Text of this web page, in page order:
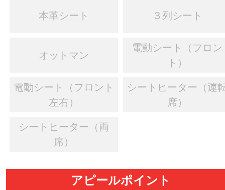
本革シート ３列シート
オットマン
電動シート（フロン
ト）
電動シート（フロント
左右）
シートヒーター（運
席）
シートヒーター（両
席）
アピールポイント